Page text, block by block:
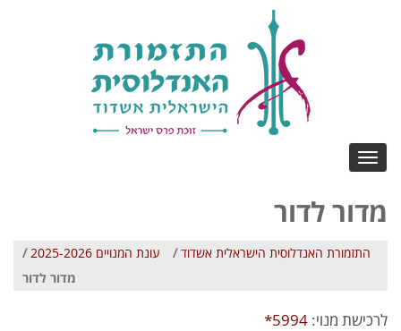
Toggle
navigation
מדור לדור
התזמורת האנדלוסית הישראלית אשדוד/ עונת המנויים 2025-2026
/
מדור לדור
לרכישת מנוי: 5994*